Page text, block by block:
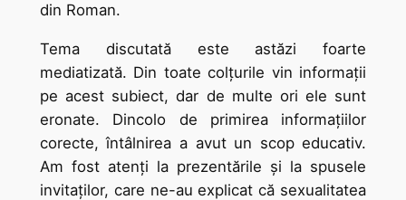
din Roman.
Tema discutată este astăzi foarte
mediatizată. Din toate colţurile vin informaţii
pe acest subiect, dar de multe ori ele sunt
eronate. Dincolo de primirea informaţiilor
corecte, întâlnirea a avut un scop educativ.
Am fost atenţi la prezentările şi la spusele
invitaţilor, care ne-au explicat că sexualitatea